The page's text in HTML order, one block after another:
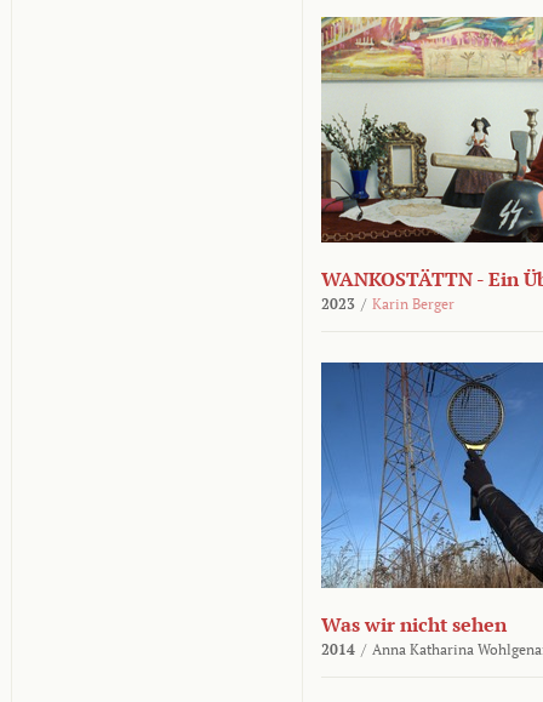
WANKOSTÄTTN - Ein
2023 / Karin Berger
Was wir nicht sehen
2014 / Anna Katharina